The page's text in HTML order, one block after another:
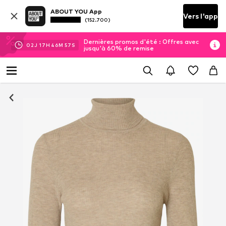
ABOUT YOU App
(152.700) Vers l'app
02J 17H 46M 57 S
Dernières promos d'été : Offres avec
jusqu'à 60% de remise